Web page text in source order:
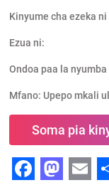
Kinyume cha ezeka ni
Ezua ni:
Ondoa paa la nyumba
Mfano: Upepo mkali
Soma pia